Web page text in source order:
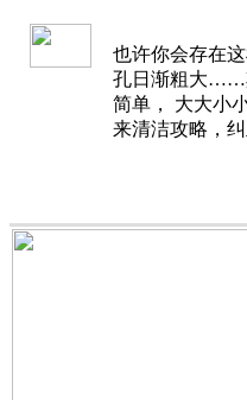
也许你会存在
孔日渐粗大……
简单， 大大小
来清洁攻略，